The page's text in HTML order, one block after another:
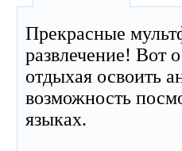
Прекрасные
развлечение! Вот
отдыхая освоить
возможность
языках.